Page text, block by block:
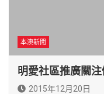
本澳新聞
明愛社區推廣關
2015年12月20日